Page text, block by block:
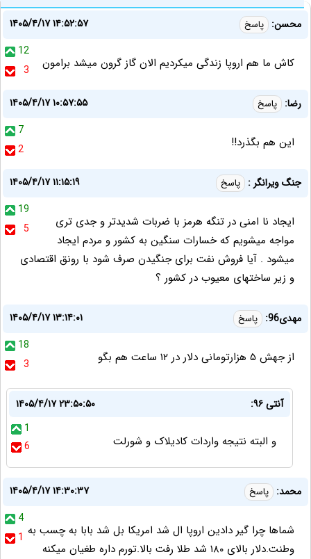
محسن: پاسخ
۱۴۰۵/۴/۱۷ ۱۴:۵۲:۵۷
12
3
کاش ما هم اروپا زندگی میکردیم الان گاز گرون میشد برامون
رضا: پاسخ
۱۴۰۵/۴/۱۷ ۱۰:۵۷:۵۵
7
2
این هم بگذرد!!
جنگ ویرانگر : پاسخ
۱۴۰۵/۴/۱۷ ۱۱:۱۵:۱۹
19
5
ایجاد نا امنی در تنگه هرمز با ضربات شدیدتر و جدی تری
مواجه میشویم که خسارات سنگین به کشور و مردم ایجاد
میشود . آیا فروش نفت برای جنگیدن صرف شود با رونق اقتصادی
و زیر ساختهای معیوب در کشور ؟
مهدی96: پاسخ
۱۴۰۵/۴/۱۷ ۱۳:۱۴:۰۱
18
3
از جهش ۵ هزارتومانی دلار در ۱۲ ساعت هم بگو
آنتی ۹۶:
۱۴۰۵/۴/۱۷ ۲۳:۵۰:۵۰
1
6
و البته نتیجه واردات کادیلاک و شورلت
محمد: پاسخ
۱۴۰۵/۴/۱۷ ۱۴:۳۰:۳۷
4
1 شماها چرا گیر دادین اروپا ال شد امریکا بل شد بابا به چسب به
وطنت.دلار بالای ۱۸۰ شد طلا رفت بالا.تورم داره طغیان میکنه